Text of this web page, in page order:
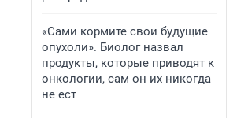
«Сами кормите свои будущие
опухоли». Биолог назвал
продукты, которые приводят к
онкологии, сам он их никогда
не ест